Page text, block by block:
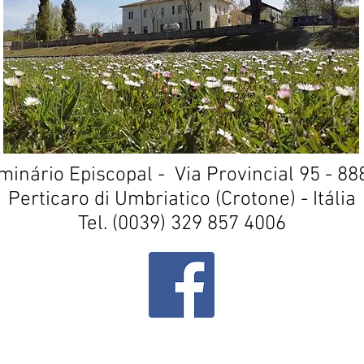
Episcopal - Via Provincial 95 -
Perticaro di Umbriatico (Crotone) - Itália
Tel. (0039) 329 857 4006